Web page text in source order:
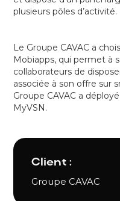
plusieurs pôles d’activité.
Le Groupe CAVAC a
Mobiapps, qui permet à
collaborateurs de
associée à son offre sur
Groupe CAVAC a
MyVSN.
Client :
Groupe CAVAC